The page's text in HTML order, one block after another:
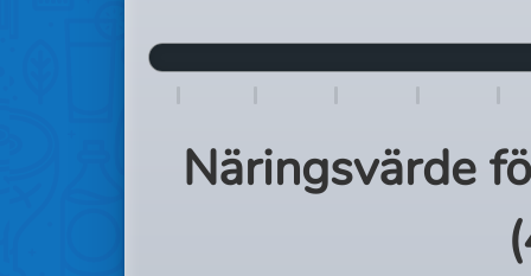
Näringsvärde
(